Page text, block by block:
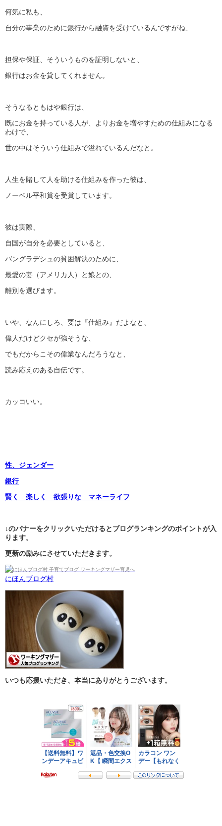
何気に私も、
自分の事業のために銀行から融資を受けているんですがね、
担保や保証、そういうものを証明しないと、
銀行はお金を貸してくれません。
そうなるともはや銀行は、
既にお金を持っている人が、よりお金を増やすための仕組みになる
わけで、
世の中はそういう仕組みで溢れているんだなと。
人生を賭して人を助ける仕組みを作った彼は、
ノーベル平和賞を受賞しています。
彼は実際、
自国が自分を必要としていると、
バングラデシュの貧困解決のために、
最愛の妻（アメリカ人）と娘との、
離別を選びます。
いや、なんにしろ、要は『仕組み』だよなと、
偉人だけどクセが強そうな、
でもだからこその偉業なんだろうなと、
読み応えのある自伝です。
カッコいい。
性、ジェンダー
銀行
賢く 楽しく 欲張りな マネーライフ
↓のバナーをクリックいただけるとブログランキングのポイントが入
ります。
更新の励みにさせていただきます。
にほんブログ村
いつも応援いただき、本当にありがとうございます。